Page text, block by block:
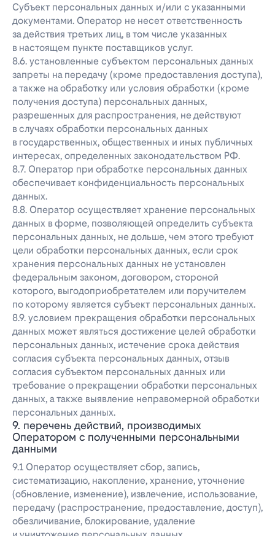
Субъект персональных данных и/или с указанными
документами. Оператор не несет ответственность
за действия третьих лиц, в том числе указанных
в настоящем пункте поставщиков услуг.
8.6. установленные субъектом персональных данных
запреты на передачу (кроме предоставления доступа),
а также на обработку или условия обработки (кроме
получения доступа) персональных данных,
разрешенных для распространения, не действуют
в случаях обработки персональных данных
в государственных, общественных и иных публичных
интересах, определенных законодательством РФ.
8.7. Оператор при обработке персональных данных
обеспечивает конфиденциальность персональных
данных.
8.8. Оператор осуществляет хранение персональных
данных в форме, позволяющей определить субъекта
персональных данных, не дольше, чем этого требуют
цели обработки персональных данных, если срок
хранения персональных данных не установлен
федеральным законом, договором, стороной
которого, выгодоприобретателем или поручителем
по которому является субъект персональных данных.
8.9. условием прекращения обработки персональных
данных может являться достижение целей обработки
персональных данных, истечение срока действия
согласия субъекта персональных данных, отзыв
согласия субъектом персональных данных или
требование о прекращении обработки персональных
данных, а также выявление неправомерной обработки
персональных данных.
9. перечень действий, производимых
Оператором с полученными персональными
данными
9.1 Оператор осуществляет сбор, запись,
систематизацию, накопление, хранение, уточнение
(обновление, изменение), извлечение, использование,
передачу (распространение, предоставление, доступ),
обезличивание, блокирование, удаление